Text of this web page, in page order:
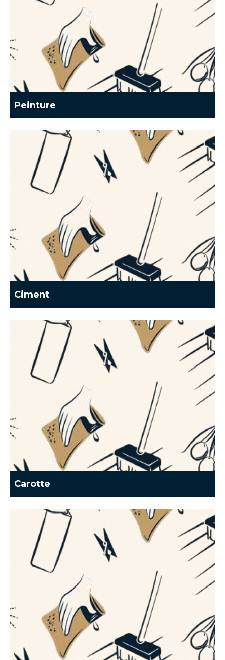
Peinture
Ciment
Carotte